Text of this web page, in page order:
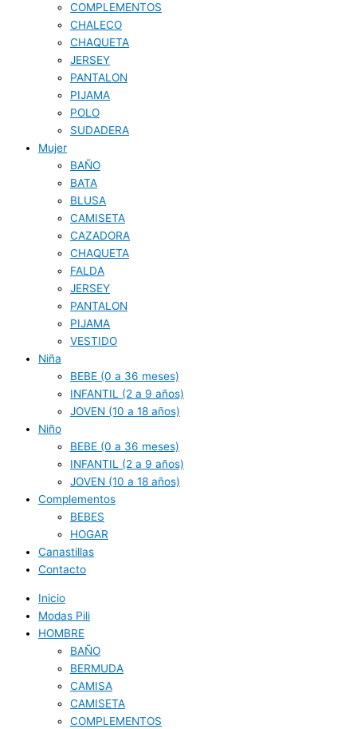
COMPLEMENTOS
CHALECO
CHAQUETA
JERSEY
PANTALON
PIJAMA
POLO
SUDADERA
Mujer
BAÑO
BATA
BLUSA
CAMISETA
CAZADORA
CHAQUETA
FALDA
JERSEY
PANTALON
PIJAMA
VESTIDO
Niña
BEBE (0 a 36 meses)
INFANTIL (2 a 9 años)
JOVEN (10 a 18 años)
Niño
BEBE (0 a 36 meses)
INFANTIL (2 a 9 años)
JOVEN (10 a 18 años)
Complementos
BEBES
HOGAR
Canastillas
Contacto
Inicio
Modas Pili
HOMBRE
BAÑO
BERMUDA
CAMISA
CAMISETA
COMPLEMENTOS